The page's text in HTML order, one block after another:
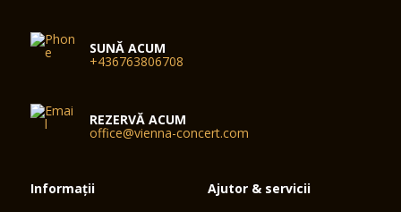
SUNĂ ACUM
+436763806708
REZERVĂ ACUM
office@vienna-concert.com
Informații Ajutor & servicii